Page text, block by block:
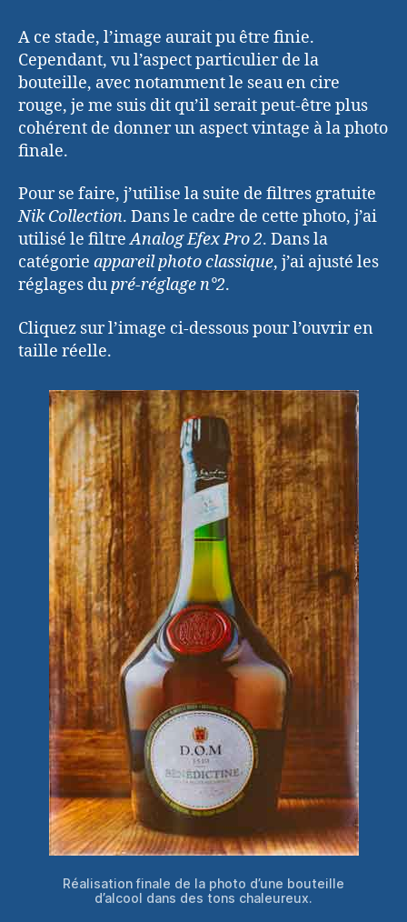
A ce stade, l’image aurait pu être finie.
Cependant, vu l’aspect particulier de la
bouteille, avec notamment le seau en cire
rouge, je me suis dit qu’il serait peut-être plus
cohérent de donner un aspect vintage à la photo
finale.
Pour se faire, j’utilise la suite de filtres gratuite
Nik Collection. Dans le cadre de cette photo, j’ai
utilisé le filtreAnalog Efex Pro 2. Dans la
catégorie appareil photo classique, j’ai ajusté les
réglages dupré-réglage n°2.
Cliquez sur l’image ci-dessous pour l’ouvrir en
taille réelle.
Réalisation finale de la photo d’une bouteille
d’alcool dans des tons chaleureux.